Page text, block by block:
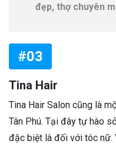
đẹp, thợ chuyên
#03
Tina Hair
Tina Hair Salon cũng là
Tân Phú. Tại đây tự hào
đặc biệt là đối với tóc nữ.